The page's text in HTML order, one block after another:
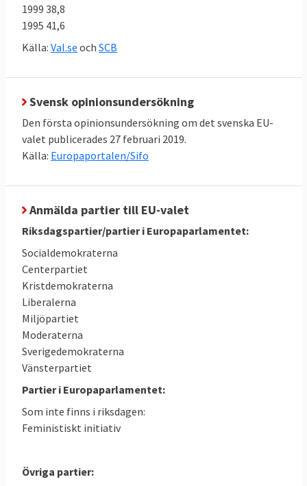
av att
Antalet svenska Europaparlamentariker
kommer att öka från 20 till 21 folkvalda.
parlamentet för att uppnå en bättre
proportionalitet i förhållande till
folkmängden.
minst fyra procent av rösterna för att
få delta i fördelningen av de 21 svenska
mandaten.
1999 38,8
1995 41,6
Källa: Val.se och SCB
Svensk opinionsundersökning
Den första opinionsundersökning om det svenska EU-
valet publicerades 27 februari 2019.
Källa: Europaportalen/Sifo
Anmälda partier till EU-valet
Riksdagspartier/partier i Europaparlamentet:
Socialdemokraterna
Centerpartiet
Kristdemokraterna
Liberalerna
Miljöpartiet
Moderaterna
Sverigedemokraterna
Vänsterpartiet
Partier i Europaparlamentet:
Som inte finns i riksdagen:
Feministiskt initiativ
Övriga partier: